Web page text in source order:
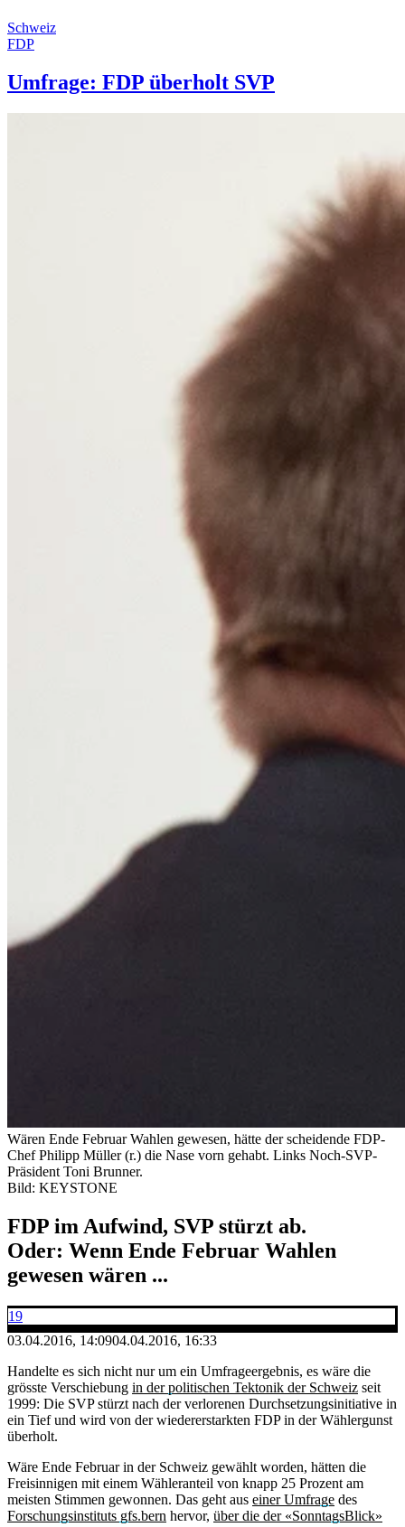
Schweiz
FDP
Umfrage: FDP überholt SVP
Wären Ende Februar Wahlen gewesen, hätte der scheidende FDP-
Chef Philipp Müller (r.) die Nase vorn gehabt. Links Noch-SVP-
Präsident Toni Brunner.
Bild: KEYSTONE
FDP im Aufwind, SVP stürzt ab.
Oder: Wenn Ende Februar Wahlen
gewesen wären ...
19
03.04.2016, 14:0904.04.2016, 16:33
Handelte es sich nicht nur um ein Umfrageergebnis, es wäre die
grösste Verschiebung in der politischen Tektonik der Schweiz seit
1999: Die SVP stürzt nach der verlorenen Durchsetzungsinitiative in
ein Tief und wird von der wiedererstarkten FDP in der Wählergunst
überholt.
Wäre Ende Februar in der Schweiz gewählt worden, hätten die
Freisinnigen mit einem Wähleranteil von knapp 25 Prozent am
meisten Stimmen gewonnen. Das geht aus einer Umfrage des
Forschungsinstituts gfs.bern hervor, über die der «SonntagsBlick»